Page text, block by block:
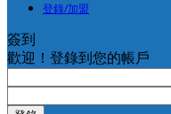
登錄/加盟
簽到
歡迎！登錄到您的帳戶